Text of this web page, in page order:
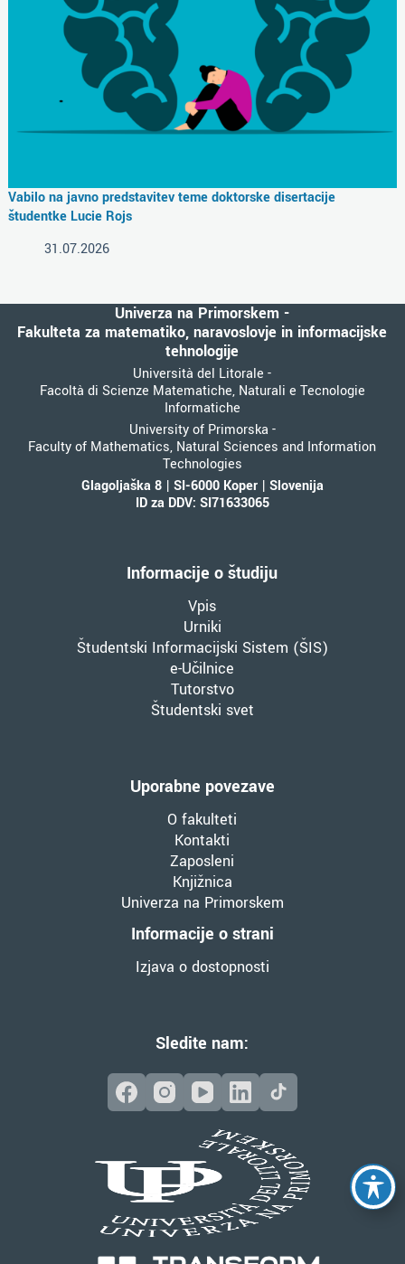
Vabilo na javno predstavitev teme doktorske disertacije
študentke Lucie Rojs
31.07.2026
Univerza na Primorskem -
Fakulteta za matematiko, naravoslovje in informacijske
tehnologije
Università del Litorale -
Facoltà di Scienze Matematiche, Naturali e Tecnologie
Informatiche
University of Primorska -
Faculty of Mathematics, Natural Sciences and Information
Technologies
Glagoljaška 8 | SI-6000 Koper | Slovenija
ID za DDV: SI71633065
Informacije o študiju
Vpis
Urniki
Študentski Informacijski Sistem (ŠIS)
e-Učilnice
Tutorstvo
Študentski svet
Uporabne povezave
O fakulteti
Kontakti
Zaposleni
Knjižnica
Univerza na Primorskem
Informacije o strani
Izjava o dostopnosti
Sledite nam: